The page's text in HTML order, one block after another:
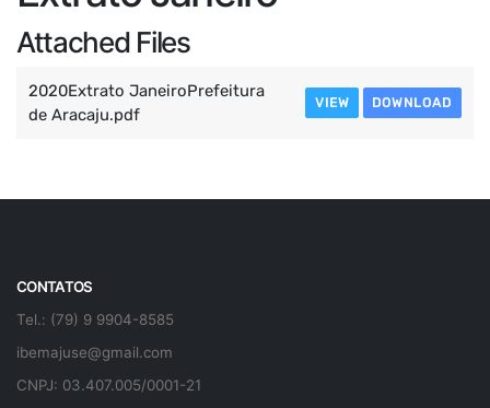
Attached Files
2020Extrato JaneiroPrefeitura
de Aracaju.pdf
VIEW DOWNLOAD
CONTATOS
Tel.: (79) 9 9904-8585
ibemajuse@gmail.com
CNPJ: 03.407.005/0001-21